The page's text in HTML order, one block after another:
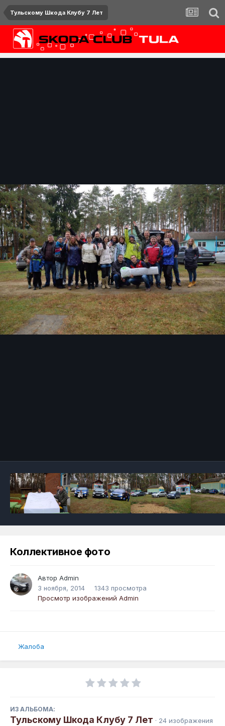
Тульскому Шкода Клубу 7 Лет
Коллективное фото
Автор Admin
3 ноября, 2014
1343 просмотра
Просмотр изображений Admin
Жалоба
ИЗ АЛЬБОМА:
Тульскому Шкода Клубу 7 Лет · 24 изображения